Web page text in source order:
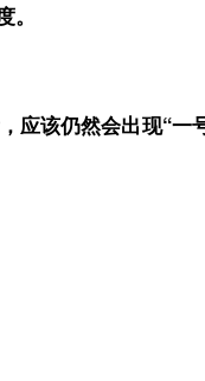
应该仍然会出现“一